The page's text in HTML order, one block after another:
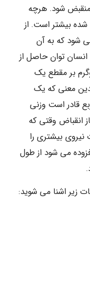
شود. هرچه
بیشتر است. از
شود که به آن
توان حاصل از
ماهیچه مساوی 4 کیلوگرم بر مقطع یک
معنی که یک
قادر است وزنی
انقباض وقتی که
بیشتری را
می شود از طول
زیر اشنا می شوید: